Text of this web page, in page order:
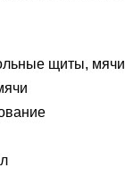
щиты,